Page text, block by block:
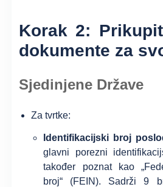
Korak 2:
dokumente za
Sjedinjene Države
Za tvrtke:
Identifikacijski broj
glavni porezni
također poznat kao
broj“ (FEIN). Sadrži 9